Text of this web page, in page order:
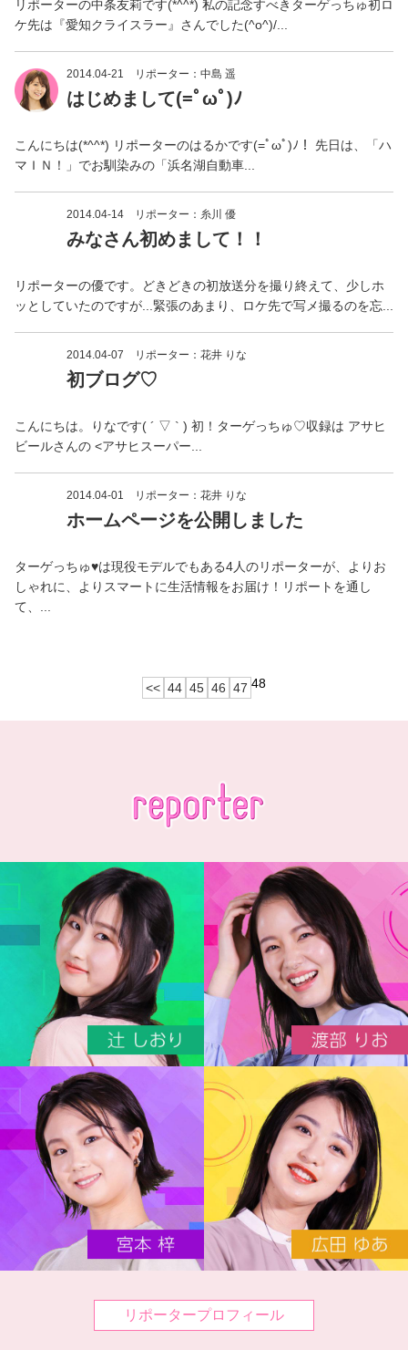
リポーターの中条友莉です(*^^*) 私の記念すべきターゲっちゅ初ロ
ケ先は『愛知クライスラー』さんでした(^o^)/...
2014.04-21 リポーター：中島 遥
はじめまして(=ﾟωﾟ)ﾉ
こんにちは(*^^*) リポーターのはるかです(=ﾟωﾟ)ﾉ！ 先日は、「ハ
マＩＮ！」でお馴染みの「浜名湖自動車...
2014.04-14 リポーター：糸川 優
みなさん初めまして！！
リポーターの優です。どきどきの初放送分を撮り終えて、少しホ
ッとしていたのですが...緊張のあまり、ロケ先で写メ撮るのを忘...
2014.04-07 リポーター：花井 りな
初ブログ♡
こんにちは。りなです( ´ ▽ ` ) 初！ターゲっちゅ♡収録は アサヒ
ビールさんの <アサヒスーパー...
2014.04-01 リポーター：花井 りな
ホームページを公開しました
ターゲっちゅ♥は現役モデルでもある4人のリポーターが、よりお
しゃれに、よりスマートに生活情報をお届け！リポートを通し
て、...
<< 44 45 46 47 48
リポータープロフィール